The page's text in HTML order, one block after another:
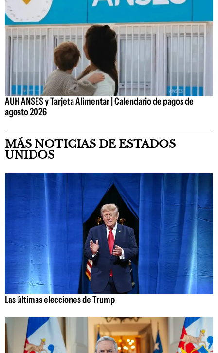
AUH ANSES y Tarjeta Alimentar | Calendario de pagos de
agosto 2026
MÁS NOTICIAS DE ESTADOS
UNIDOS
Las últimas elecciones de Trump